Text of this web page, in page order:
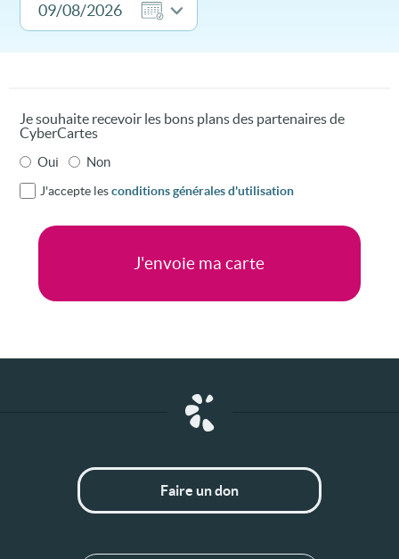
Je souhaite recevoir les bons plans des partenaires de
CyberCartes
Oui Non
J'accepte lesconditions générales d'utilisation
Faire un don